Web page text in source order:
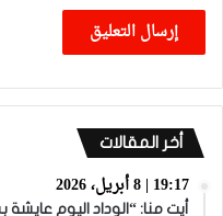
أخر المقالات
19:17 | 8 أبريل، 2026